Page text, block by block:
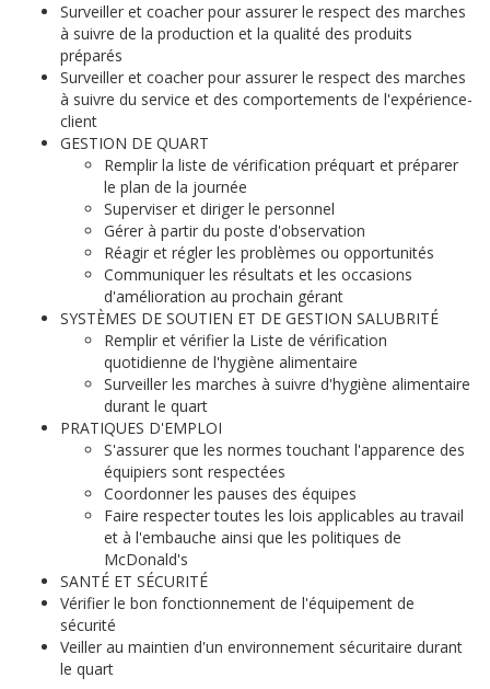
Surveiller et coacher pour assurer le respect des marches
à suivre de la production et la qualité des produits
préparés
Surveiller et coacher pour assurer le respect des marches
à suivre du service et des comportements de l'expérience-
client
GESTION DE QUART
Remplir la liste de vérification préquart et préparer
le plan de la journée
Superviser et diriger le personnel
Gérer à partir du poste d'observation
Réagir et régler les problèmes ou opportunités
Communiquer les résultats et les occasions
d'amélioration au prochain gérant
SYSTÈMES DE SOUTIEN ET DE GESTION SALUBRITÉ
Remplir et vérifier la Liste de vérification
quotidienne de l'hygiène alimentaire
Surveiller les marches à suivre d'hygiène alimentaire
durant le quart
PRATIQUES D'EMPLOI
S'assurer que les normes touchant l'apparence des
équipiers sont respectées
Coordonner les pauses des équipes
Faire respecter toutes les lois applicables au travail
et à l'embauche ainsi que les politiques de
McDonald's
SANTÉ ET SÉCURITÉ
Vérifier le bon fonctionnement de l'équipement de
sécurité
Veiller au maintien d'un environnement sécuritaire durant
le quart